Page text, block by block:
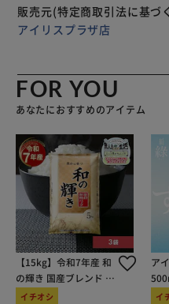
ができるので、持ち運びに
動♪ 【ガバっと開く後方ル
なので、床に置いても様に
り。 【ポケット仕様】 メイ
方：メッシュオープンポケ
ケット×3（大ポケット内：
ット×3） 背面：オープン
販売元(特定商取引法に基づ
アイリスプラザ店
FOR YOU
あなたにおすすめのアイテム
【15kg】令和7年産 和
の輝き 国産ブレンド 5
kg×3袋
イチオシ
ア
イ